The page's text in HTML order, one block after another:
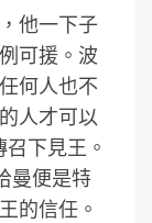
他一下子
可援。波
何人也不
人才可以
下見王。
曼便是特
的信任。